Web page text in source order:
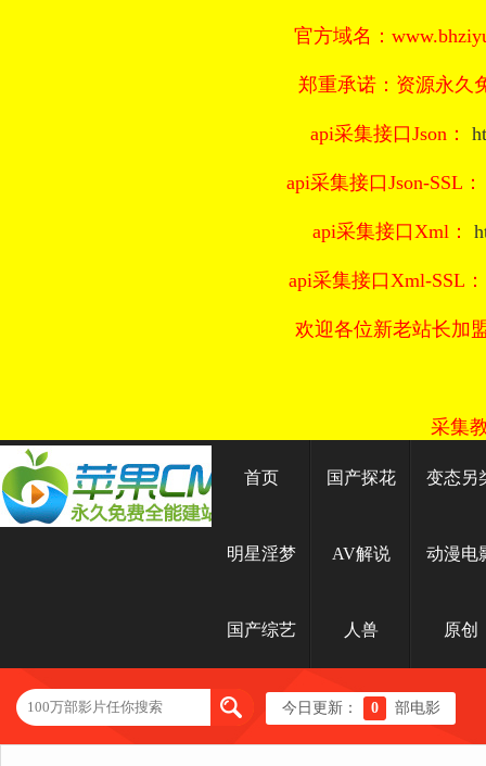
官方域名：
郑重承诺：资源永久
api采集接口Json：
api采集接口Json-SSL
api采集接口Xml：
api采集接口Xml-SSL
欢迎各位新老站长加
采集
首页 国产探花 变态另
明星淫梦 AV解说 动漫电
国产综艺 人兽 原创
今日更新： 0 部电影